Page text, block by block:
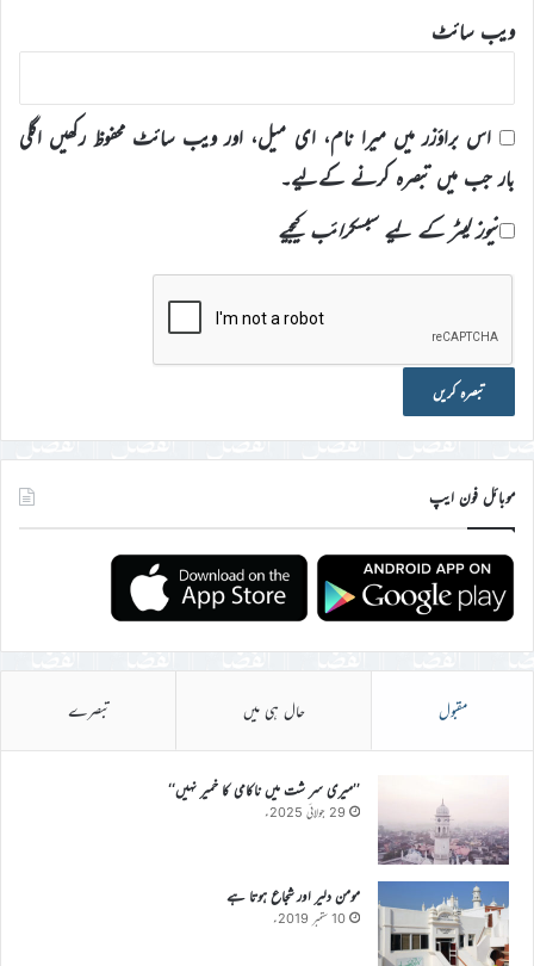
ویب‌ سائٹ
اس براؤزر میں میرا نام، ای میل، اور ویب سائٹ محفوظ رکھیں اگلی
بار جب میں تبصرہ کرنے کےلیے۔
نیوز لیٹر کے لیے سبسکرائب کیجیے
موبائل فون ایپ
مقبول حال ہی میں تبصرے
’’میری سر شت میں ناکامی کا خمیر نہیں‘‘
29 جولائی 2025ء
مومن دلیر اور شجاع ہوتا ہے
10 ستمبر 2019ء